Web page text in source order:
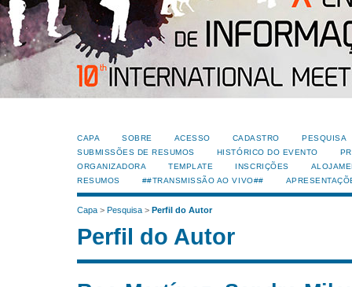
CAPA SOBRE ACESSO CADASTRO
PESQUISA
SUBMISSÕES DE RESUMOS
HISTÓRICO DO EVENTO
ORGANIZADORA
TEMPLATE INSCRIÇÕES
RESUMOS
##TRANSMISSÃO AO VIVO##
Capa > Pesquisa > Perfil do Autor
Perfil do Autor